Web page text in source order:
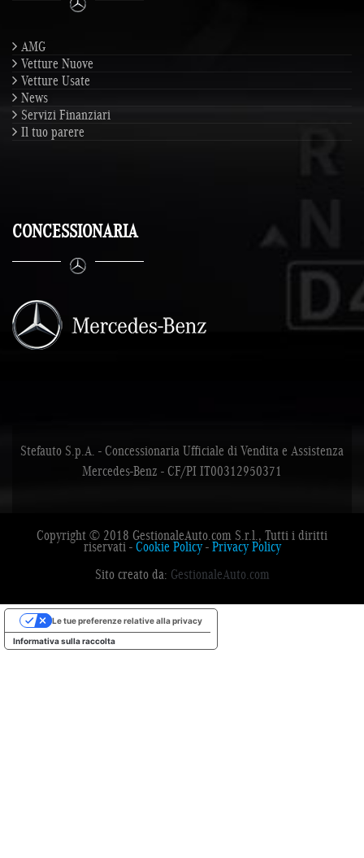
AMG
Vetture Nuove
Vetture Usate
News
Servizi Finanziari
Il tuo parere
CONCESSIONARIA
Stefauto S.p.A. - Concessionaria Ufficiale di Vendita e Assistenza
Mercedes-Benz - CF/PI IT00312950371
Copyright © 2018 GestionaleAuto.com S.r.l., Tutti i diritti
riservati -Cookie Policy-Privacy Policy
Sito creato da: GestionaleAuto.com
Informativa sulla raccolta
Le tue preferenze relative alla privacy